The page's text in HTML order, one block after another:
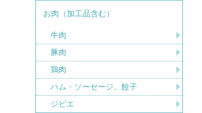
お肉（加工品含む）
牛肉
豚肉
鶏肉
ハム・ソーセージ、餃子
ジビエ